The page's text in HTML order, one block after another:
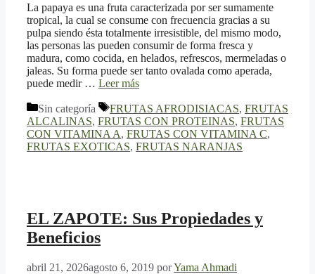
La papaya es una fruta caracterizada por ser sumamente
tropical, la cual se consume con frecuencia gracias a su
pulpa siendo ésta totalmente irresistible, del mismo modo,
las personas las pueden consumir de forma fresca y
madura, como cocida, en helados, refrescos, mermeladas o
jaleas. Su forma puede ser tanto ovalada como aperada,
puede medir … Leer más
Categorías
Sin categoría Etiquetas
FRUTAS AFRODISIACAS, FRUTAS
ALCALINAS, FRUTAS CON PROTEINAS, FRUTAS
CON VITAMINA A, FRUTAS CON VITAMINA C,
FRUTAS EXOTICAS, FRUTAS NARANJAS
EL ZAPOTE: Sus Propiedades y
Beneficios
abril 21, 2026agosto 6, 2019 porYama Ahmadi